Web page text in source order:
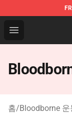
Open menu
Bloodborne
홈/Bloodborne 운